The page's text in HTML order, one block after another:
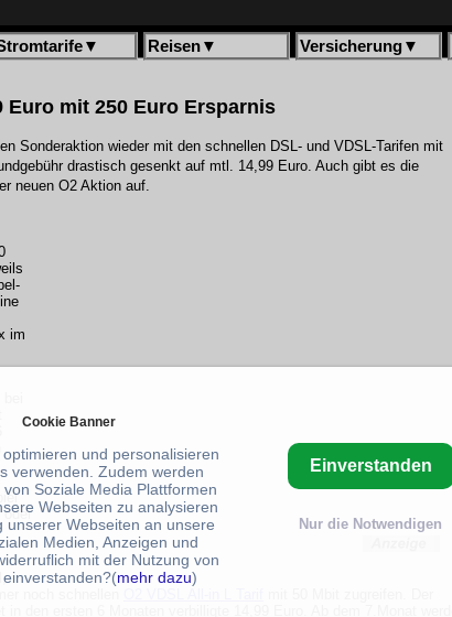
▼ Reisen▼ Versicherung▼
Euro mit 250 Euro Ersparnis
Sonderaktion wieder mit den schnellen DSL- und VDSL-Tarifen mit
drastisch gesenkt auf mtl. 14,99 Euro. Auch gibt es die
neuen O2 Aktion auf.
im
oder
Cookie Banner
und personalisieren
verwenden. Zudem werden
Soziale Media Plattformen
Webseiten zu analysieren
unserer Webseiten an unsere
Medien, Anzeigen und
mit der Nutzung von
mehr dazu)
Einverstanden
Nur die Notwendigen